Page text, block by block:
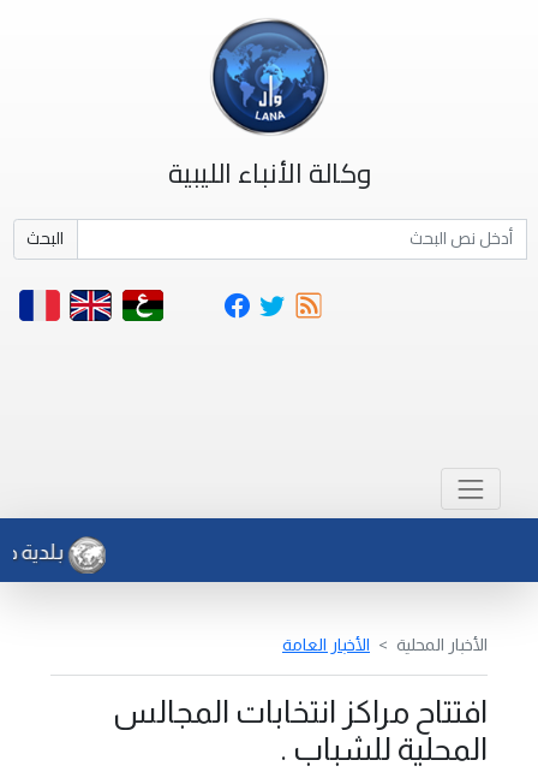
وكالة الأنباء الليبية
البحث
بلدية
الأخبار المحلية الأخبار العامة
افتتاح مراكز انتخابات المجالس
المحلية للشباب .